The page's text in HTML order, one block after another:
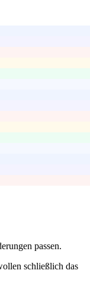
passen.
schließlich das